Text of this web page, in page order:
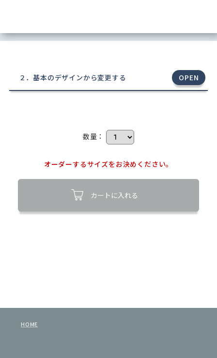
２．基本のデザインから変更する
数量：
オーダーするサイズをお決めください。
カートに入れる
HOME